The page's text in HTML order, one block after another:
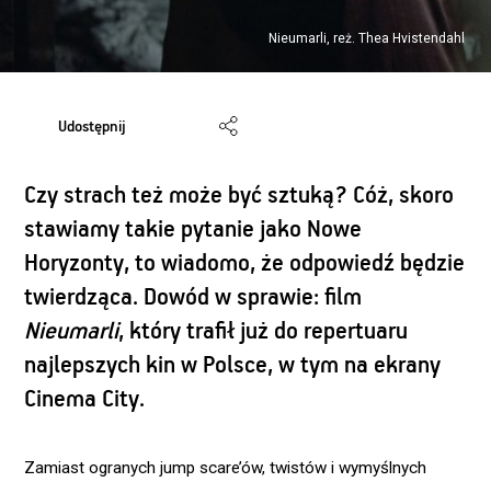
Nieumarli, reż. Thea Hvistendahl
Udostępnij
Czy strach też może być sztuką? Cóż, skoro
stawiamy takie pytanie jako Nowe
Horyzonty, to wiadomo, że odpowiedź będzie
twierdząca. Dowód w sprawie: film
Nieumarli, który trafił już do repertuaru
najlepszych kin w Polsce, w tym na ekrany
Cinema City.
Zamiast ogranych jump scare’ów, twistów i wymyślnych